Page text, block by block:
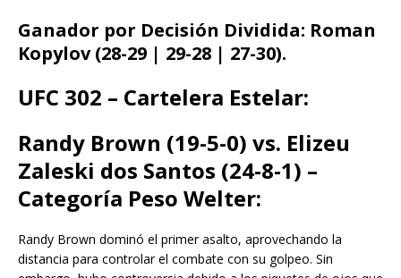
Ganador por Decisión Dividida: Roman
Kopylov (28-29 | 29-28 | 27-30).
UFC 302 – Cartelera Estelar:
Randy Brown (19-5-0) vs. Elizeu
Zaleski dos Santos (24-8-1) –
Categoría Peso Welter:
Randy Brown dominó el primer asalto, aprovechando la
distancia para controlar el combate con su golpeo. Sin